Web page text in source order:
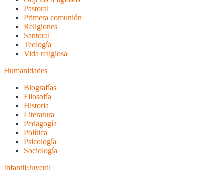
Pastoral
Primera comunión
Religiones
Santoral
Teología
Vida religiosa
Humanidades
Biografías
Filosofía
Historia
Literatura
Pedagogía
Política
Psicología
Sociología
Infantil/Juvenil